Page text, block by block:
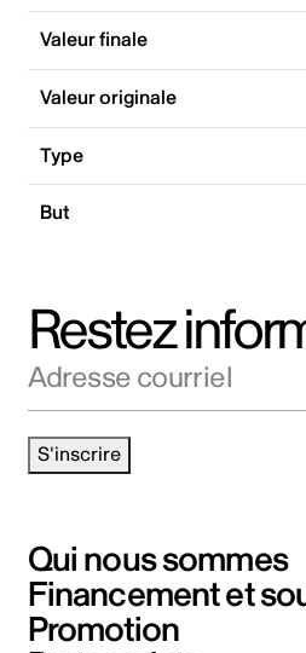
Valeur finale
Valeur originale
Type
But
Restez
S'inscrire
Qui nous sommes
Financement et
Promotion